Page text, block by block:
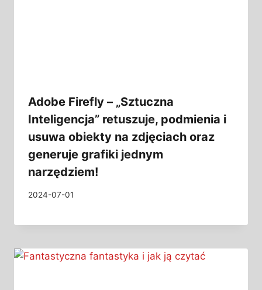
Adobe Firefly – „Sztuczna
Inteligencja” retuszuje, podmienia i
usuwa obiekty na zdjęciach oraz
generuje grafiki jednym
narzędziem!
2024-07-01